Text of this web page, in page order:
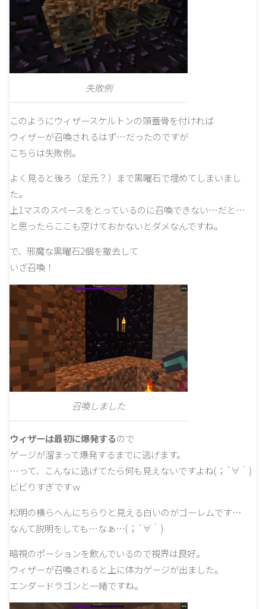
失敗例
このようにウィザースケルトンの頭蓋骨を付ければ
ウィザーが召喚されるはず…だったのですが
こちらは失敗例。
よく見ると後ろ（足元？）まで黒曜石で埋めてしまいまし
た。
上1マスのスペースをとっているのに召喚できない…だと…
と思ったらここも空けておかないとダメなんですね。
で、邪魔な黒曜石2個を撤去して
いざ召喚！
召喚しました
ウィザーは最初に爆発するので
ゲージが溜まって爆発するまでに逃げます。
…って、こんなに逃げてたら何も見えないですよね(；´∀｀)
ビビりすぎですｗ
松明の横らへんにちらりと見える白いのがゴーレムです…
なんて説明をしても…なぁ…(；´∀｀)
暗視のポーションを飲んでいるので視界は良好。
ウィザーが召喚されると上に体力ゲージが出ました。
エンダードラゴンと一緒ですね。